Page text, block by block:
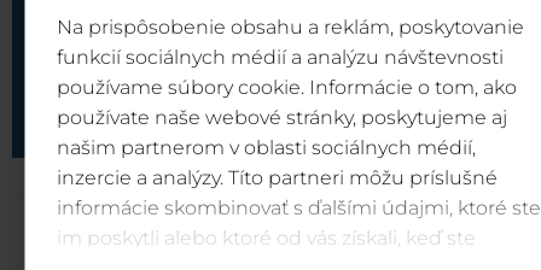
Na prispôsobenie obsahu a reklám, poskytovanie
funkcií sociálnych médií a analýzu návštevnosti
používame súbory cookie. Informácie o tom, ako
používate naše webové stránky, poskytujeme aj
našim partnerom v oblasti sociálnych médií,
inzercie a analýzy. Títo partneri môžu príslušné
informácie skombinovať s ďalšími údajmi, ktoré ste
im poskytli alebo ktoré od vás získali, keď ste